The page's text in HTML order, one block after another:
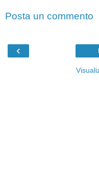
Posta un commento
‹